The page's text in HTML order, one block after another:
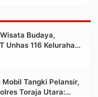
Budaya,
Unhas 116 Kelurahan
Papan
Tangki Pelansir,
Toraja Utara: